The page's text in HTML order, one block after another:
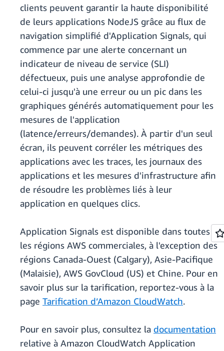
clients peuvent garantir la haute disponibilité
de leurs applications NodeJS grâce au flux de
navigation simplifié d'Application Signals, qui
commence par une alerte concernant un
indicateur de niveau de service (SLI)
défectueux, puis une analyse approfondie de
celui-ci jusqu'à une erreur ou un pic dans les
graphiques générés automatiquement pour les
mesures de l'application
(latence/erreurs/demandes). À partir d'un seul
écran, ils peuvent corréler les métriques des
applications avec les traces, les journaux des
applications et les mesures d'infrastructure afin
de résoudre les problèmes liés à leur
application en quelques clics.
Application Signals est disponible dans toutes
les régions AWS commerciales, à l'exception des
régions Canada-Ouest (Calgary), Asie-Pacifique
(Malaisie), AWS GovCloud (US) et Chine. Pour en
savoir plus sur la tarification, reportez-vous à la
page Tarification d’Amazon CloudWatch.
Pour en savoir plus, consultez la documentation
relative à Amazon CloudWatch Application